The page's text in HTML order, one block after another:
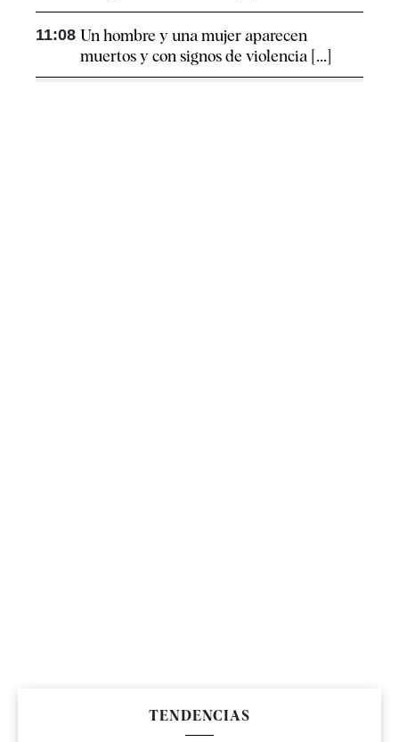
11:08 Un hombre y una mujer aparecen
muertos y con signos de violencia [...]
TENDENCIAS